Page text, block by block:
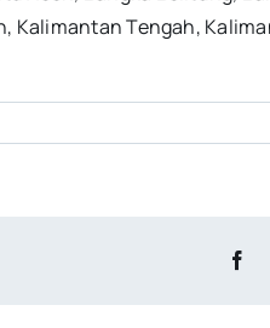
Tengah,